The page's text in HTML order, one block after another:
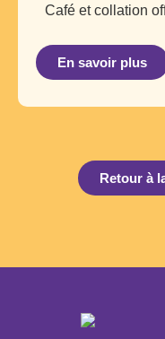
Café et collation
En savoir plus
Retour à